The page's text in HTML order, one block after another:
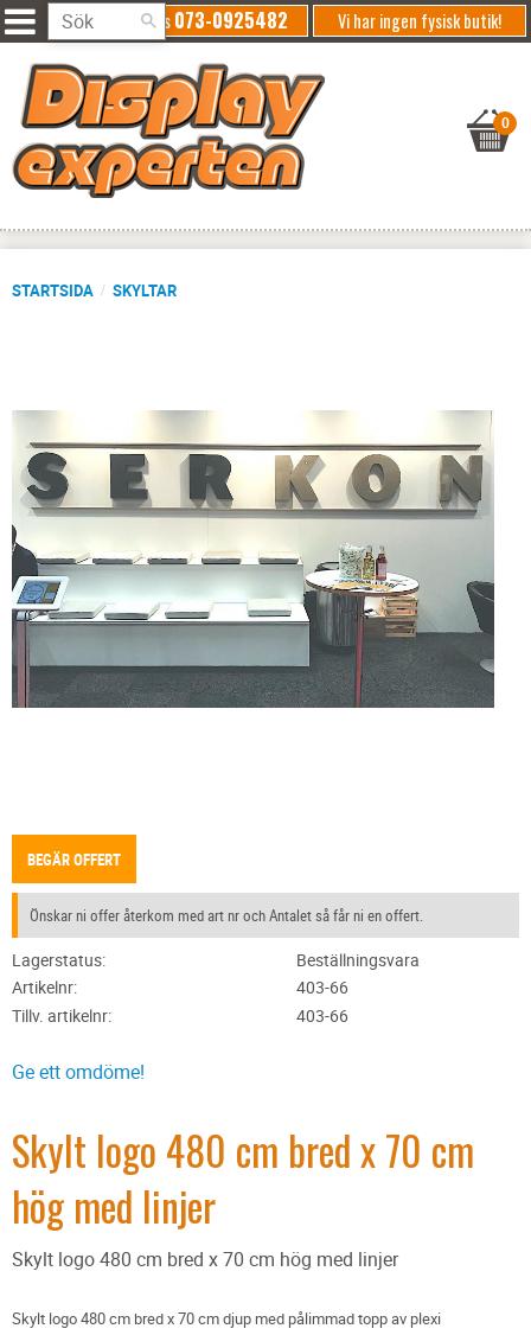
Vi har ingen fysisk butik!
Ring oss073-0925482
STARTSIDA SKYLTAR
BEGÄR OFFERT
Önskar ni offer återkom med art nr och Antalet så får ni en offert.
Lagerstatus
Beställningsvara
Artikelnr
403-66
Tillv. artikelnr
403-66
Ge ett omdöme!
Skylt logo 480 cm bred x 70 cm
hög med linjer
Skylt logo 480 cm bred x 70 cm hög med linjer
Skylt logo 480 cm bred x 70 cm djup med pålimmad topp av plexi